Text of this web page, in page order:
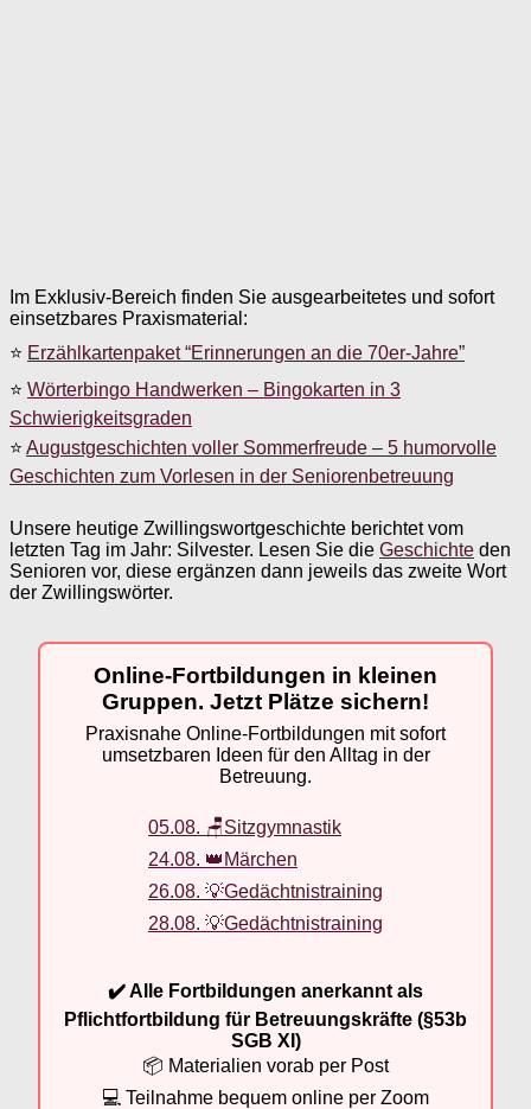
Im Exklusiv-Bereich finden Sie ausgearbeitetes und sofort
einsetzbares Praxismaterial:
⭐ Erzählkartenpaket “Erinnerungen an die 70er-Jahre”
⭐ Wörterbingo Handwerken – Bingokarten in 3
Schwierigkeitsgraden
⭐ Augustgeschichten voller Sommerfreude – 5 humorvolle
Geschichten zum Vorlesen in der Seniorenbetreuung
Unsere heutige Zwillingswortgeschichte berichtet vom
letzten Tag im Jahr: Silvester. Lesen Sie die Geschichte den
Senioren vor, diese ergänzen dann jeweils das zweite Wort
der Zwillingswörter.
Online-Fortbildungen in kleinen
Gruppen. Jetzt Plätze sichern!
Praxisnahe Online-Fortbildungen mit sofort
umsetzbaren Ideen für den Alltag in der
Betreuung.
05.08. 🪑Sitzgymnastik
24.08. 👑Märchen
26.08. 💡Gedächtnistraining
28.08. 💡Gedächtnistraining
✔️ Alle Fortbildungen anerkannt als
Pflichtfortbildung für Betreuungskräfte (§53b
SGB XI)
📦 Materialien vorab per Post
💻 Teilnahme bequem online per Zoom